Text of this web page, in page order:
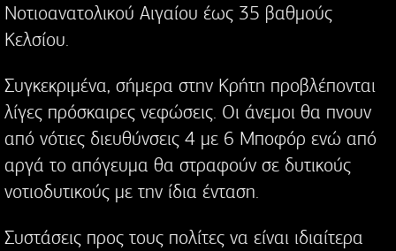
Νοτιοανατολικού Αιγαίου έως 35 βαθμούς
Κελσίου.
Συγκεκριμένα, σήμερα στην Κρήτη προβλέπονται
λίγες πρόσκαιρες νεφώσεις. Οι άνεμοι θα πνουν
από νότιες διευθύνσεις 4 με 6 Μποφόρ ενώ από
αργά το απόγευμα θα στραφούν σε δυτικούς
νοτιοδυτικούς με την ίδια ένταση.
Συστάσεις προς τους πολίτες να είναι ιδιαίτερα